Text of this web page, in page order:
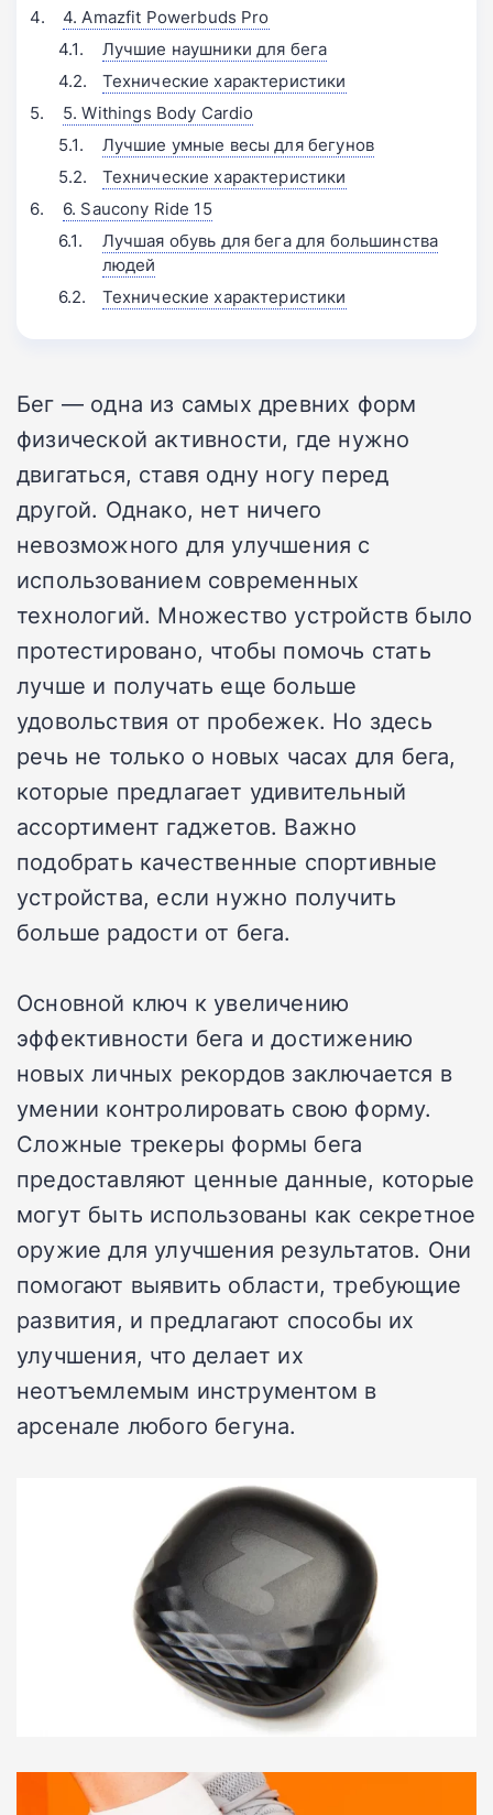
4. Amazfit Powerbuds Pro
Лучшие наушники для бега
Технические характеристики
5. Withings Body Cardio
Лучшие умные весы для бегунов
Технические характеристики
6. Saucony Ride 15
Лучшая обувь для бега для большинства
людей
Технические характеристики
Бег — одна из самых древних форм
физической активности, где нужно
двигаться, ставя одну ногу перед
другой. Однако, нет ничего
невозможного для улучшения с
использованием современных
технологий. Множество устройств было
протестировано, чтобы помочь стать
лучше и получать еще больше
удовольствия от пробежек. Но здесь
речь не только о новых часах для бега,
которые предлагает удивительный
ассортимент гаджетов. Важно
подобрать качественные спортивные
устройства, если нужно получить
больше радости от бега.
Основной ключ к увеличению
эффективности бега и достижению
новых личных рекордов заключается в
умении контролировать свою форму.
Сложные трекеры формы бега
предоставляют ценные данные, которые
могут быть использованы как секретное
оружие для улучшения результатов. Они
помогают выявить области, требующие
развития, и предлагают способы их
улучшения, что делает их
неотъемлемым инструментом в
арсенале любого бегуна.